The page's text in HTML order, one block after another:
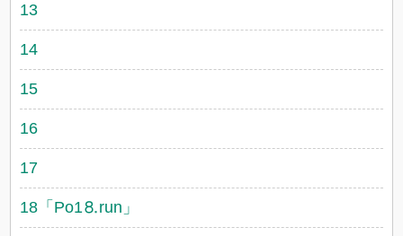
13
14
15
16
17
18「Рo1⒏run」